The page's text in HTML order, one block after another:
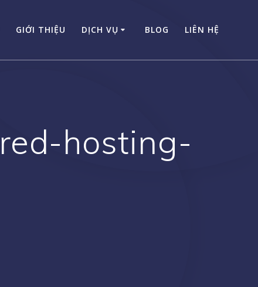
GIỚI THIỆU DỊCH VỤ BLOG LIÊN HỆ
hosting-